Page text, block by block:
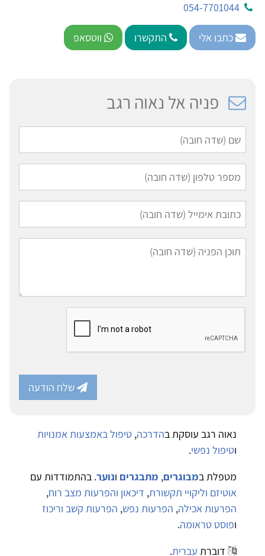
054-7701044
כתבו אלי התקשרו ווטסאפ
פניה אל נאוה רגב
שלח הודעה
נאוה רגב עוסקת בהדרכה, טיפול באמצעות אמנויות
וטיפול נפשי.
מטפלת במבוגרים, מתבגרים ונוער. בהתמודדות עם
אוטיזם וליקויי תקשורת, דיכאון והפרעות מצב רוח,
הפרעות אכילה, הפרעות נפש, הפרעות קשב וריכוז
ופוסט טראומה.
דוברת עברית.